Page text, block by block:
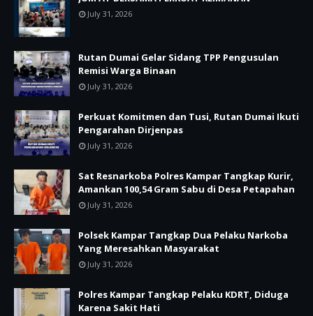
July 31, 2026
Rutan Dumai Gelar Sidang TPP Pengusulan
Remisi Warga Binaan
July 31, 2026
Perkuat Komitmen dan Tusi, Rutan Dumai Ikuti
Pengarahan Dirjenpas
July 31, 2026
Sat Resnarkoba Polres Kampar Tangkap Kurir,
Amankan 100,54 Gram Sabu di Desa Petapahan
July 31, 2026
Polsek Kampar Tangkap Dua Pelaku Narkoba
Yang Meresahkan Masyarakat
July 31, 2026
Polres Kampar Tangkap Pelaku KDRT, Diduga
Karena Sakit Hati